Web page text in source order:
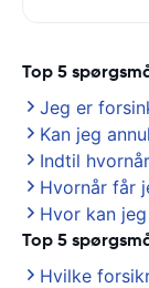
Top 5
Jeg er
Kan jeg
Indtil
Hvornår får
Hvor kan
Top 5
Hvilke